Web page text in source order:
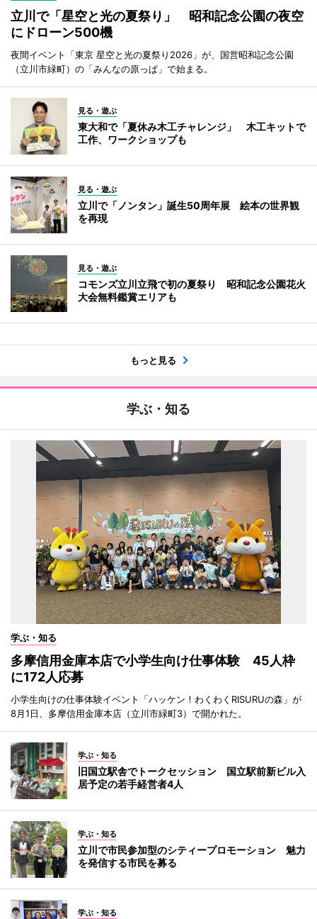
立川で「星空と光の夏祭り」 昭和記念公園の夜空
にドローン500機
夜間イベント「東京 星空と光の夏祭り2026」が、国営昭和記念公園
（立川市緑町）の「みんなの原っぱ」で始まる。
見る・遊ぶ
東大和で「夏休み木工チャレンジ」 木工キットで
工作、ワークショップも
見る・遊ぶ
立川で「ノンタン」誕生50周年展 絵本の世界観
を再現
見る・遊ぶ
コモンズ立川立飛で初の夏祭り 昭和記念公園花火
大会無料鑑賞エリアも
もっと見る
学ぶ・知る
学ぶ・知る
多摩信用金庫本店で小学生向け仕事体験 45人枠
に172人応募
小学生向けの仕事体験イベント「ハッケン！わくわくRISURUの森」が
8月1日、多摩信用金庫本店（立川市緑町3）で開かれた。
学ぶ・知る
旧国立駅舎でトークセッション 国立駅前新ビル入
居予定の若手経営者4人
学ぶ・知る
立川で市民参加型のシティープロモーション 魅力
を発信する市民を募る
学ぶ・知る